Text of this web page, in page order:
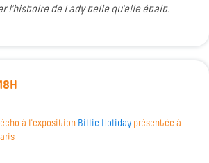
l’histoire de Lady telle qu’elle était.
à l’exposition Billie Holiday présentée à